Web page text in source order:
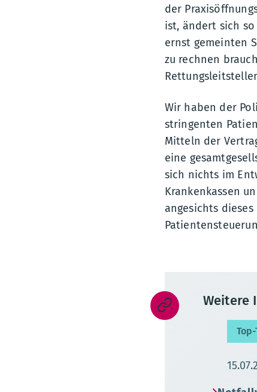
der
ist, ändert sich
ernst gemeinten
zu rechnen
Wir haben der
stringenten
Mitteln der
eine
sich nichts im
Krankenkassen
angesichts
Weitere